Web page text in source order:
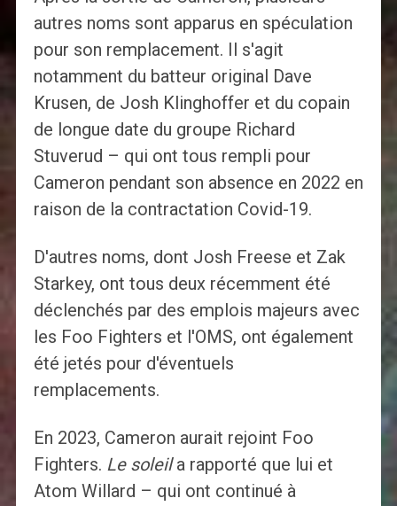
autres noms sont apparus en spéculation
pour son remplacement. Il s'agit
notamment du batteur original Dave
Krusen, de Josh Klinghoffer et du copain
de longue date du groupe Richard
Stuverud – qui ont tous rempli pour
Cameron pendant son absence en 2022 en
raison de la contractation Covid-19.
D'autres noms, dont Josh Freese et Zak
Starkey, ont tous deux récemment été
déclenchés par des emplois majeurs avec
les Foo Fighters et l'OMS, ont également
été jetés pour d'éventuels
remplacements.
En 2023, Cameron aurait rejoint Foo
Fighters. Le soleila rapporté que lui et
Atom Willard – qui ont continué à